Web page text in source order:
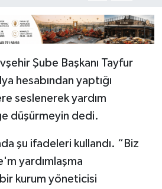
Şube Başkanı Tayfur
hesabından yaptığı
seslenerek yardım
düşürmeyin dedi.
şu ifadeleri kullandı. “Biz
yardımlaşma
kurum yöneticisi